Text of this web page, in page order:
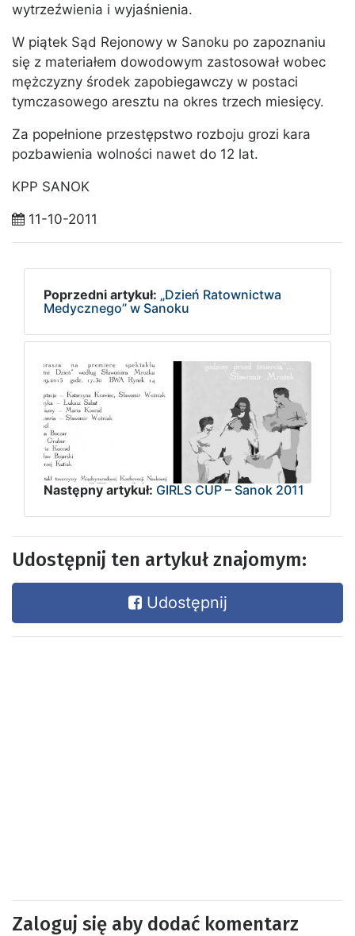
wytrzeźwienia i wyjaśnienia.
W piątek Sąd Rejonowy w Sanoku po zapoznaniu
się z materiałem dowodowym zastosował wobec
mężczyzny środek zapobiegawczy w postaci
tymczasowego aresztu na okres trzech miesięcy.
Za popełnione przestępstwo rozboju grozi kara
pozbawienia wolności nawet do 12 lat.
KPP SANOK
11-10-2011
Poprzedni artykuł: „Dzień Ratownictwa
Medycznego” w Sanoku
Następny artykuł: GIRLS CUP – Sanok 2011
Udostępnij ten artykuł znajomym:
Udostępnij
Zaloguj się aby dodać komentarz